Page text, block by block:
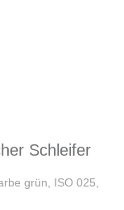
Schleifer
grün, ISO 025,